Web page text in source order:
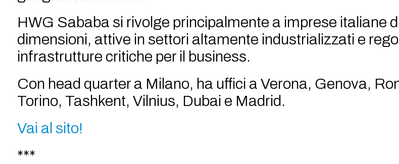
HWG Sababa si rivolge principalmente a imprese italiane
dimensioni, attive in settori altamente industrializzati e
infrastrutture critiche per il business.
Con head quarter a Milano, ha uffici a Verona, Genova,
Torino, Tashkent, Vilnius, Dubai e Madrid.
Vai al sito!
***